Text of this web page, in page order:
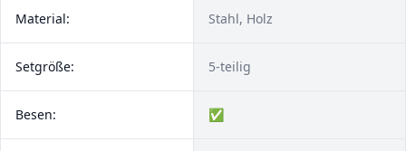
Material: Stahl, Holz
Setgröße: 5-teilig
Besen: ✅